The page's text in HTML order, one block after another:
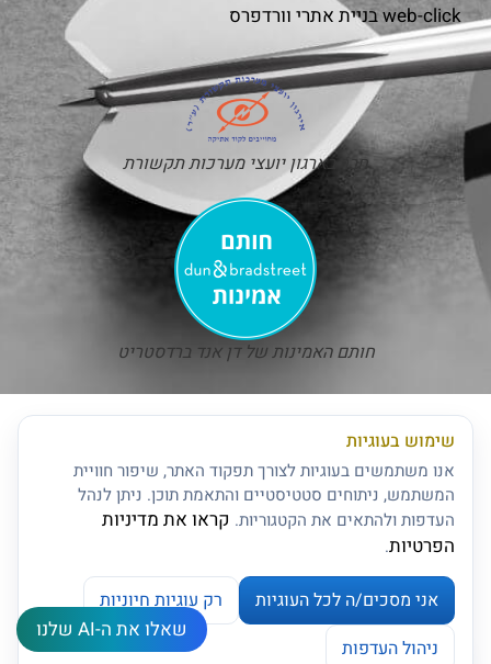
web-clickבניית אתרי וורדפרס
חבר בארגון יועצי מערכות תקשורת
חותם האמינות של דן אנד ברדסטריט
שאלו את ה-AI שלנו
שימוש בעוגיות
אנו משתמשים בעוגיות לצורך תפקוד האתר, שיפור חוויית
המשתמש, ניתוחים סטטיסטיים והתאמת תוכן. ניתן לנהל
העדפות ולהתאים את הקטגוריות. קראו את מדיניות
הפרטיות.
אני מסכים/ה לכל העוגיות
רק עוגיות חיוניות
ניהול העדפות
צרו קשר